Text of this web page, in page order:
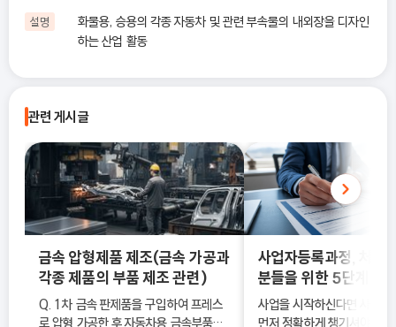
설명
화물용, 승용의 각종 자동차 및 관련 부속물의 내외장을 디자인
하는 산업 활동
관련 게시글
금속 압형제품 제조(금속 가공과
각종 제품의 부품 제조 관련)
Q. 1차 금속 판제품을 구입하여 프레스
로 압형 가공한 후 자동차용 금속부품을
사업자등록과정, 처음
분들을 위한 5단계 정
사업을 시작하신다면 사업자
먼저 정확하게 챙기셔야 해